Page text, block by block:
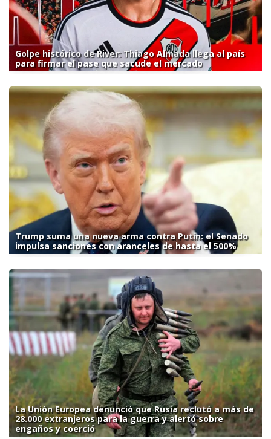
Golpe histórico de River: Thiago Almada llega al país
para firmar el pase que sacude el mercado
Trump suma una nueva arma contra Putin: el Senado
impulsa sanciones con aranceles de hasta el 500%
La Unión Europea denunció que Rusia reclutó a más de
28.000 extranjeros para la guerra y alertó sobre
engaños y coerció